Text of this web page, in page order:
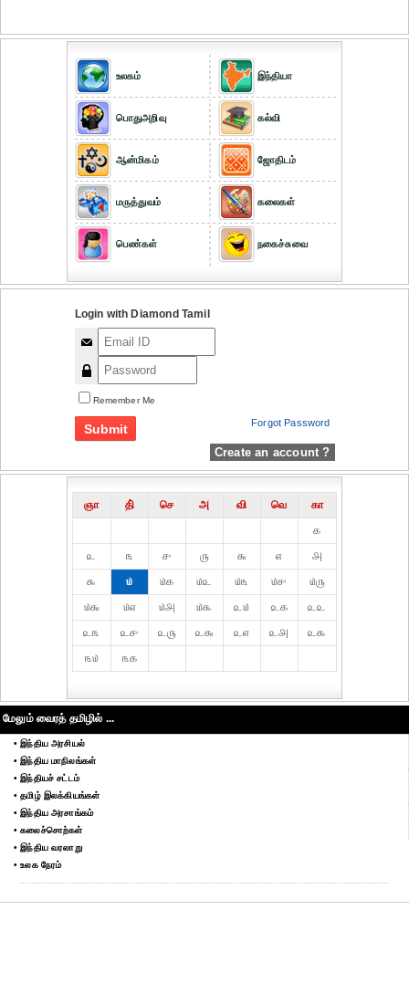
உலகம்
பொதுஅறிவு
ஆன்மிகம்
மருத்துவம்
பெண்கள்
இந்தியா
கல்வி
ஜோதிடம்
கலைகள்
நகைச்சுவை
Login with Diamond Tamil
Remember Me
Forgot Password
Create an account ?
ஞா தி் செ அ வி வெ
கா
௧
௨
௩ ௪ ௫ ௬ ௭
௮
௯
௰ ௰௧ ௰௨ ௰௩ ௰௪
௰௫
௰௬
௰௭ ௰௮ ௰௯ ௨௰ ௨௧
௨௨
௨௩
௨௪ ௨௫ ௨௬ ௨௭ ௨௮
௨௯
௩௰
௩௧
மேலும் வைரத் தமிழில் ...
• இந்திய அரசியல்
• இந்திய மாநிலங்கள்
• இந்தியச் சட்டம்
• தமிழ் இலக்கியங்கள்
• இந்திய அரசாங்கம்
• கலைச்சொற்கள்
• இந்திய வரலாறு
• உலக நேரம்